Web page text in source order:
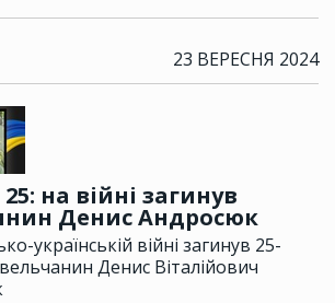
23 ВЕРЕСНЯ 2024
на війні загинув
Денис Андросюк
українській війні загинув 25-
Денис Віталійович